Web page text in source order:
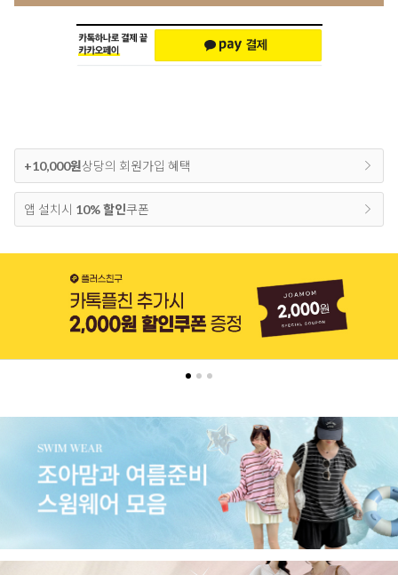
+10,000원상당의 회원가입 혜택
앱 설치시 10% 할인쿠폰